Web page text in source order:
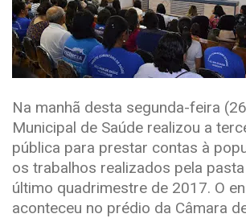
Na manhã desta segunda-feira
Municipal de Saúde realizou a
pública para prestar contas à
os trabalhos realizados pela
último quadrimestre de 2017. O
aconteceu no prédio da Câmara